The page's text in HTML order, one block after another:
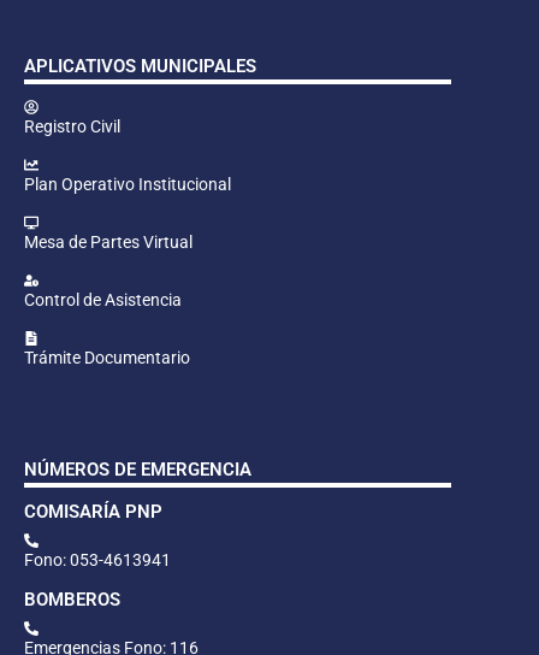
APLICATIVOS MUNICIPALES
Registro Civil
Plan Operativo Institucional
Mesa de Partes Virtual
Control de Asistencia
Trámite Documentario
NÚMEROS DE EMERGENCIA
COMISARÍA PNP
Fono: 053-4613941
BOMBEROS
Emergencias Fono: 116